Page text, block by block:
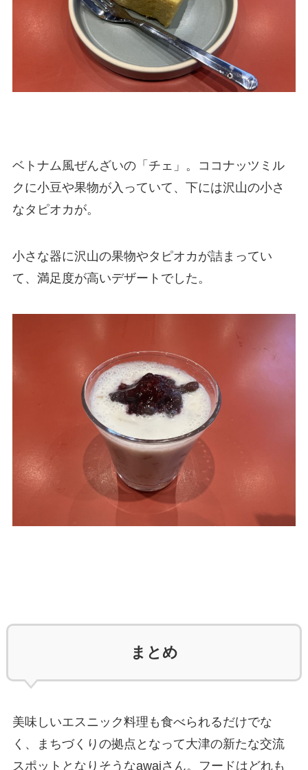
ベトナム風ぜんざいの「チェ」。ココナッツミル
クに小豆や果物が入っていて、下には沢山の小さ
なタピオカが。
小さな器に沢山の果物やタピオカが詰まってい
て、満足度が高いデザートでした。
まとめ
美味しいエスニック料理も食べられるだけでな
く、まちづくりの拠点となって大津の新たな交流
スポットとなりそうなawaiさん。フードはどれも